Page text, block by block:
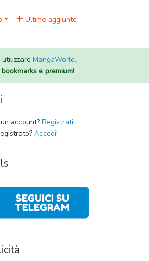
Ultime aggiunte
MangaWorld.
e premium!
account? Registrati!
Accedi!